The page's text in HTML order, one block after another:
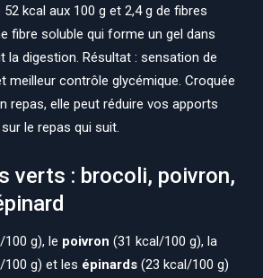
kcal aux 100 g et 2,4 g de fibres
fibre soluble qui forme un gel dans
la digestion. Résultat : sensation de
meilleur contrôle glycémique. Croquée
repas, elle peut réduire vos apports
le repas qui suit.
verts : brocoli, poivron,
g), le poivron (31 kcal/100 g), la
100 g) et les épinards (23 kcal/100 g)